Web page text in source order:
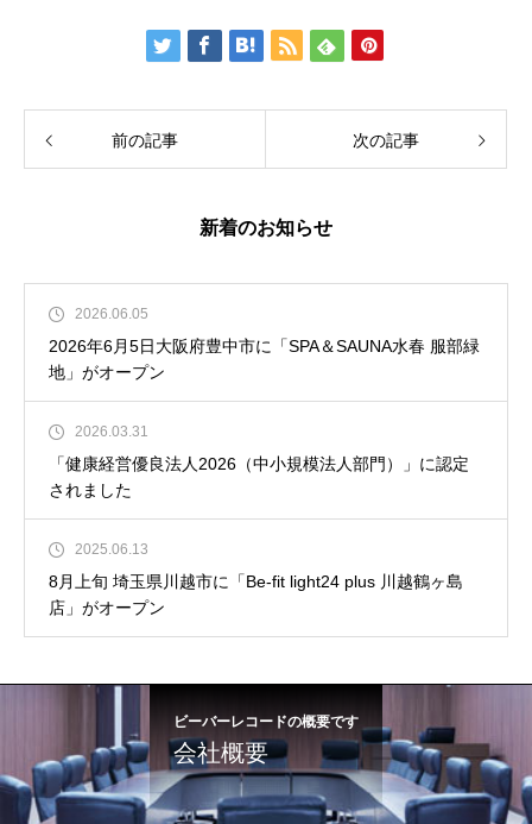
前の記事 次の記事
新着のお知らせ
2026.06.05
2026年6月5日大阪府豊中市に「SPA＆SAUNA水春 服部緑
地」がオープン
2026.03.31
「健康経営優良法人2026（中小規模法人部門）」に認定
されました
2025.06.13
8月上旬 埼玉県川越市に「Be-fit light24 plus 川越鶴ヶ島
店」がオープン
ビーバーレコードの概要です
会社概要